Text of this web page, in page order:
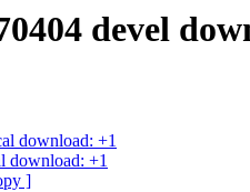
devel
download: +1
download: +1
]